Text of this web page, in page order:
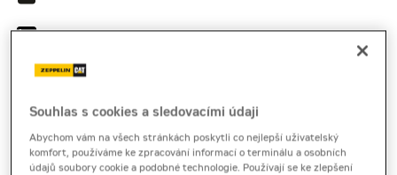
Souhlas s cookies a sledovacími údaji
Abychom vám na všech stránkách poskytli co nejlepší uživatelský
komfort, používáme ke zpracování informací o terminálu a osobních
údajů soubory cookie a podobné technologie. Používají se ke zlepšení